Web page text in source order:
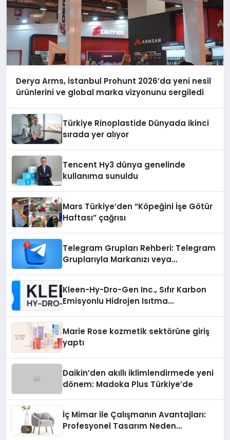
Derya Arms, İstanbul Prohunt 2026’da yeni nesil
ürünlerini ve global marka vizyonunu sergiledi
Türkiye Rinoplastide Dünyada ikinci
sırada yer alıyor
Tencent Hy3 dünya genelinde
kullanıma sunuldu
Mars Türkiye’den “Köpeğini İşe Götür
Haftası” çağrısı
Telegram Grupları Rehberi: Telegram
Gruplarıyla Markanızı veya
Kleen-Hy-Dro-Gen Inc., Sıfır Karbon
Emisyonlu Hidrojen Isıtma
Marie Rose kozmetik sektörüne giriş
yaptı
Daikin’den akıllı iklimlendirmede yeni
dönem: Madoka Plus Türkiye’de
İç Mimar ile Çalışmanın Avantajları:
Profesyonel Tasarım Neden